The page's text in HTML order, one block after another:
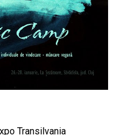
Transilvania